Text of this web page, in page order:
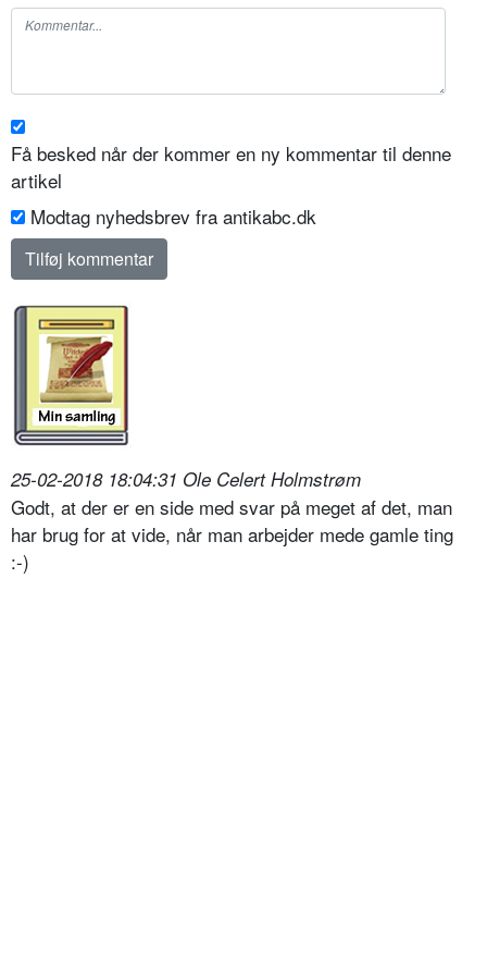
Få besked når der kommer en ny kommentar til denne
artikel
Modtag nyhedsbrev fra antikabc.dk
25-02-2018 18:04:31 Ole Celert Holmstrøm
Godt, at der er en side med svar på meget af det, man
har brug for at vide, når man arbejder mede gamle ting
:-)